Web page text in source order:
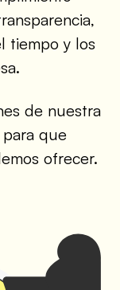
tiempo y los
de nuestra
que
ofrecer.